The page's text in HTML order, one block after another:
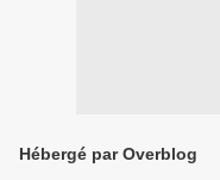
Hébergé par Overblog